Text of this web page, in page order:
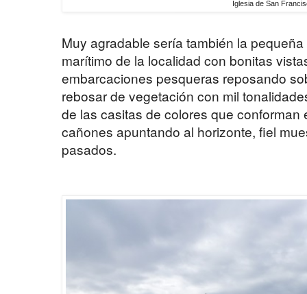
Iglesia de San
Muy agradable sería también la
marítimo de la localidad con bonitas
embarcaciones pesqueras reposando
rebosar de vegetación con mil
de las casitas de colores que
cañones apuntando al horizonte, fiel
pasados.